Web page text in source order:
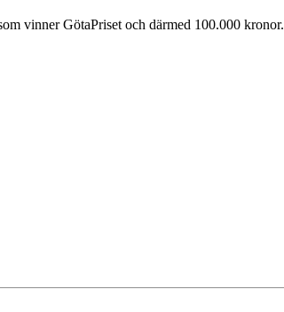
vinner GötaPriset och därmed 100.000 kronor.